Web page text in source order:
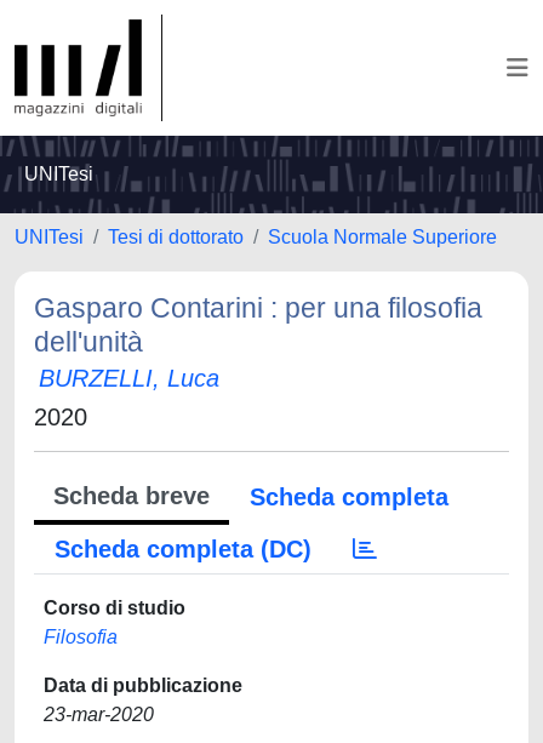
UNITesi
UNITesi Tesi di dottorato Scuola Normale Superiore
Gasparo Contarini : per una filosofia
dell'unità
BURZELLI, Luca
2020
Scheda breve
Scheda completa
Scheda completa (DC)
Corso di studio
Filosofia
Data di pubblicazione
23-mar-2020